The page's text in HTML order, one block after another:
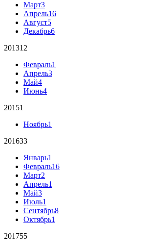
Март3
Апрель16
Август5
Декабрь6
201312
Февраль1
Апрель3
Май4
Июнь4
20151
Ноябрь1
201633
Январь1
Февраль16
Март2
Апрель1
Май3
Июль1
Сентябрь8
Октябрь1
201755